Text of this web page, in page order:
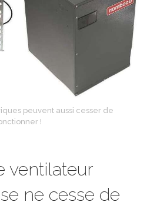
peuvent aussi cesser de
!
ventilateur
ne cesse de